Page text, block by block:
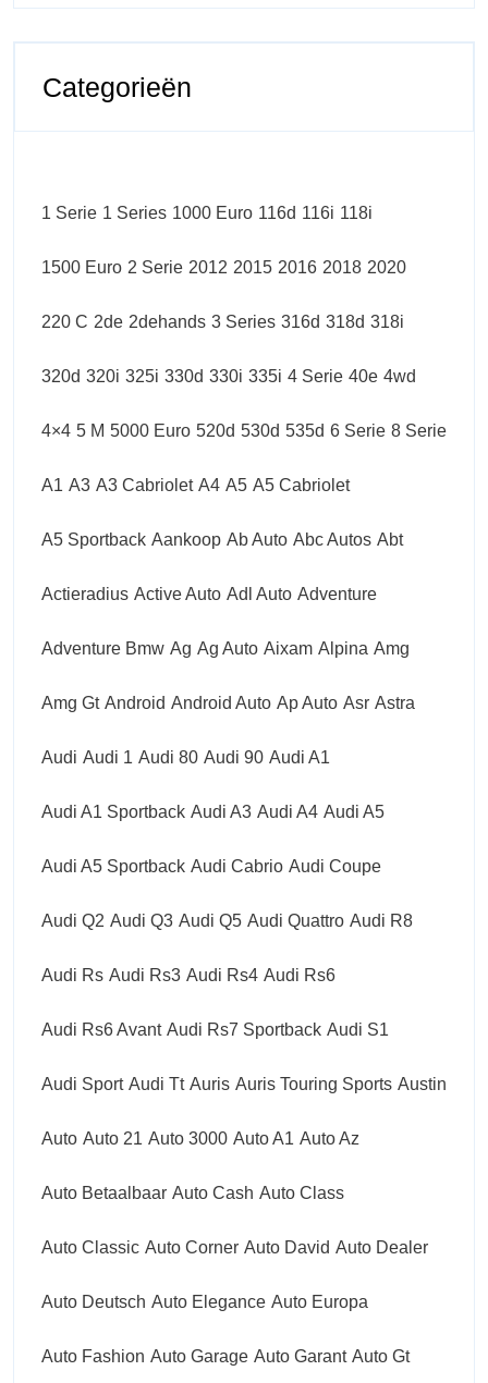
Categorieën
1 Serie 1 Series 1000 Euro 116d 116i 118i
1500 Euro 2 Serie 2012 2015 2016 2018 2020
220 C 2de 2dehands 3 Series 316d 318d 318i
320d 320i 325i 330d 330i 335i 4 Serie 40e 4wd
4×4 5 M 5000 Euro 520d 530d 535d 6 Serie 8 Serie
A1 A3 A3 Cabriolet A4 A5 A5 Cabriolet
A5 Sportback Aankoop Ab Auto Abc Autos Abt
Actieradius Active Auto Adl Auto Adventure
Adventure Bmw Ag Ag Auto Aixam Alpina Amg
Amg Gt Android Android Auto Ap Auto Asr Astra
Audi Audi 1 Audi 80 Audi 90 Audi A1
Audi A1 Sportback Audi A3 Audi A4 Audi A5
Audi A5 Sportback Audi Cabrio Audi Coupe
Audi Q2 Audi Q3 Audi Q5 Audi Quattro Audi R8
Audi Rs Audi Rs3 Audi Rs4 Audi Rs6
Audi Rs6 Avant Audi Rs7 Sportback Audi S1
Audi Sport Audi Tt Auris Auris Touring Sports Austin
Auto Auto 21 Auto 3000 Auto A1 Auto Az
Auto Betaalbaar Auto Cash Auto Class
Auto Classic Auto Corner Auto David Auto Dealer
Auto Deutsch Auto Elegance Auto Europa
Auto Fashion Auto Garage Auto Garant Auto Gt